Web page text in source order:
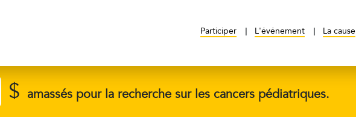
Participer L'événement La cause
$ amassés pour la recherche sur les cancers pédiatriques.